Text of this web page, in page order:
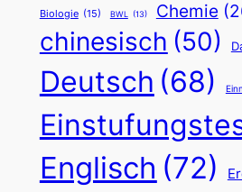
Biologie (15) BWL (13) Chemie
chinesisch (50)
Deutsch (68)
Englisch (72)